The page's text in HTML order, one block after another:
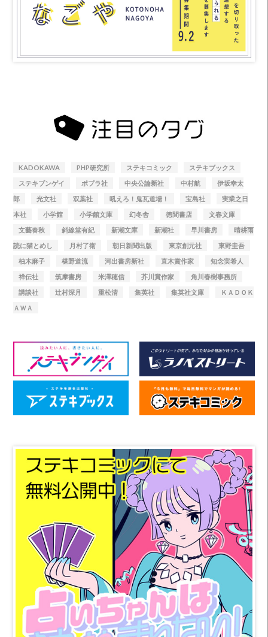
KADOKAWA PHP研究所 ステキコミック
ステキブックス
ステキブンゲイ
ポプラ社 中央公論新社 中村航
伊坂幸太
郎
光文社 双葉社 吼えろ！鬼瓦道場！ 宝島社
実業之日
本社
小学館 小学館文庫 幻冬舎 徳間書店
文春文庫
文藝春秋
斜線堂有紀 新潮文庫 新潮社 早川書房
晴耕雨
読に猫とめし
月村了衛 朝日新聞出版 東京創元社
東野圭吾
柚木麻子
椹野道流 河出書房新社 直木賞作家
知念実希人
祥伝社
筑摩書房 米澤穂信 芥川賞作家
角川春樹事務所
講談社
辻村深月 重松清 集英社 集英社文庫
ＫＡＤＯＫ
ＡＷＡ